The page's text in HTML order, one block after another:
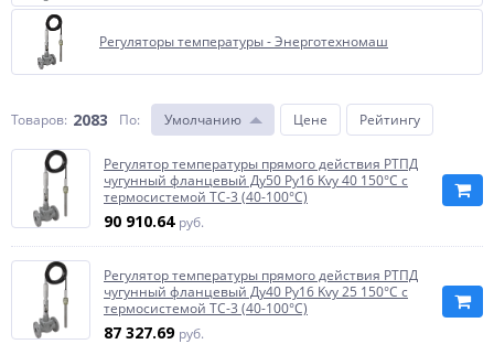
Регуляторы температуры - Энерготехномаш
Товаров: 2083 По: Умолчанию Цене Рейтингу
Регулятор температуры прямого действия РТПД
чугунный фланцевый Ду50 Ру16 Kvy 40 150°C с
термосистемой ТС-3 (40-100°С)
90 910.64 руб.
Регулятор температуры прямого действия РТПД
чугунный фланцевый Ду40 Ру16 Kvy 25 150°C с
термосистемой ТС-3 (40-100°С)
87 327.69 руб.